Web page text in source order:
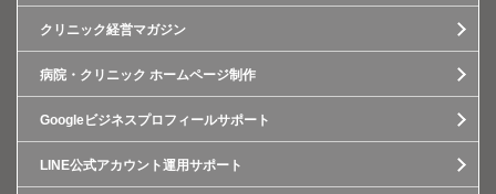
クリニック経営マガジン
病院・クリニック ホームページ制作
Googleビジネスプロフィールサポート
LINE公式アカウント運用サポート